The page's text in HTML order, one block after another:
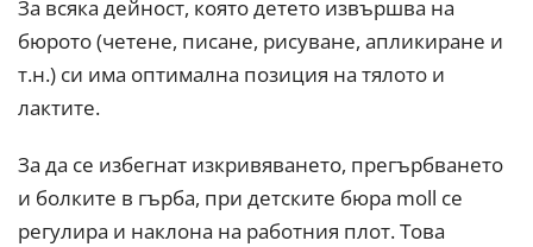
За всяка дейност, която детето извършва на
бюрото (четене, писане, рисуване, апликиране и
т.н.) си има оптимална позиция на тялото и
лактите.
За да се избегнат изкривяването, прегърбването
и болките в гърба, при детските бюра moll се
регулира и наклона на работния плот. Това